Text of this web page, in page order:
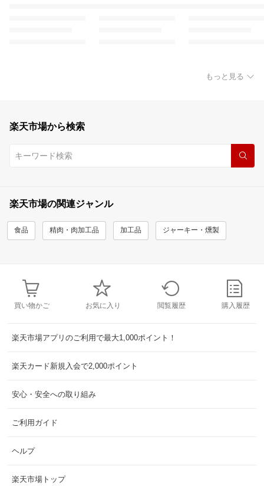
もっと見る
楽天市場から検索
楽天市場の関連ジャンル
食品 精肉・肉加工品 加工品 ジャーキー・燻製
買い物かご お気に入り 閲覧履歴 購入履歴
楽天市場アプリのご利用で最大1,000ポイント！
楽天カード新規入会で2,000ポイント
安心・安全への取り組み
ご利用ガイド
ヘルプ
楽天市場トップ